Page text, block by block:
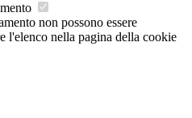
non possono essere
l'elenco nella pagina della cookie